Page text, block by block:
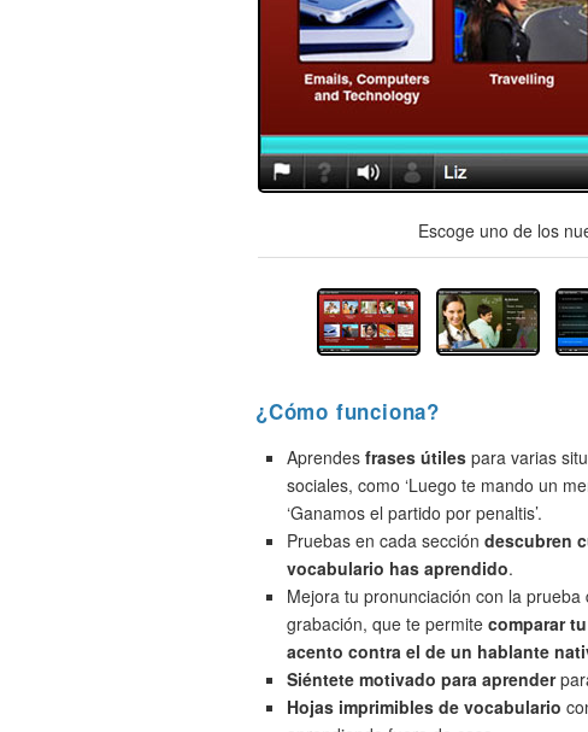
Escoge uno de los
¿Cómo funciona?
Aprendes frases útiles para varias
sociales, como ‘Luego te mando un
‘Ganamos el partido por penaltis’.
Pruebas en cada sección descubren
vocabulario has aprendido.
Mejora tu pronunciación con la prueba
grabación, que te permite comparar tu
acento contra el de un hablante
Siéntete motivado para aprender
Hojas imprimibles de vocabulario